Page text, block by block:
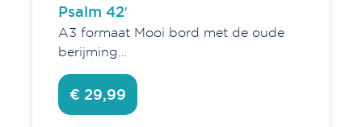
Psalm 42′
A3 formaat Mooi bord met de oude
berijming…
€ 29,99